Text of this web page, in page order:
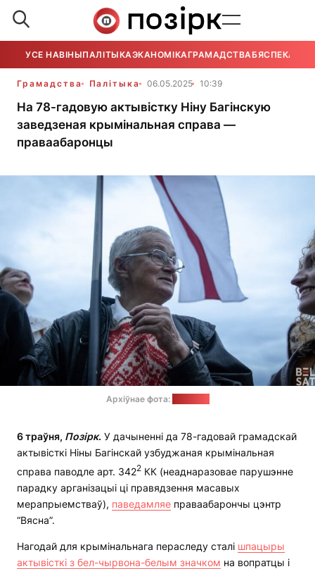
УСЕ НАВІНЫПАЛІТЫКАЭКАНОМІКАГРАМАДСТВАБЯСПЕКА
Грамадства Палітыка 06.05.2025 10:39
На 78-гадовую актывістку Ніну Багінскую
заведзеная крымінальная справа —
праваабаронцы
Архіўнае фота:
6 траўня, Позірк. У дачыненні да 78-гадовай грамадскай
актывісткі Ніны Багінскай узбуджаная крымінальная
справа паводле арт. 3422 КК (неаднаразовае парушэнне
парадку арганізацыі ці правядзення масавых
мерапрыемстваў), паведамляе праваабарончы цэнтр
“Вясна”.
Нагодай для крымінальнага пераследу сталі шпацыры
актывісткі з бел-чырвона-белым значком на вопратцы і